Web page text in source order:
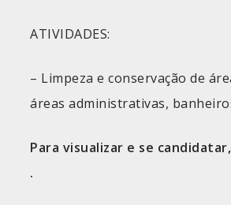
ATIVIDADES:
– Limpeza e conservação de
áreas administrativas,
Para visualizar e se
.